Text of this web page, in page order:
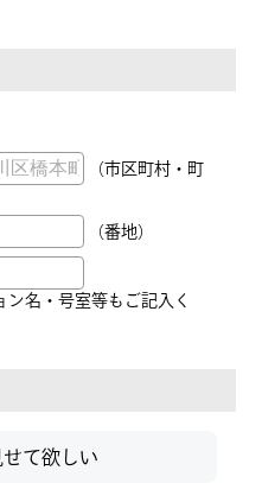
（市区町村・町
（番地）
名・号室等もご記入く
て欲しい